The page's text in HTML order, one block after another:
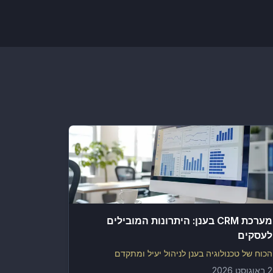
מערכת CRM בענן: היתרונות המובילים
לעסקים
הכוח של טכנולוגיה בענן לניהול יעיל ומתקדם
2 באוגוסט 2026